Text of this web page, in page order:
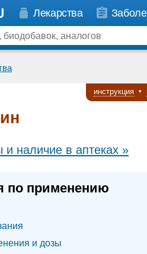
Лекарства
инструкция •
и наличие в аптеках »
по применению
и дозы